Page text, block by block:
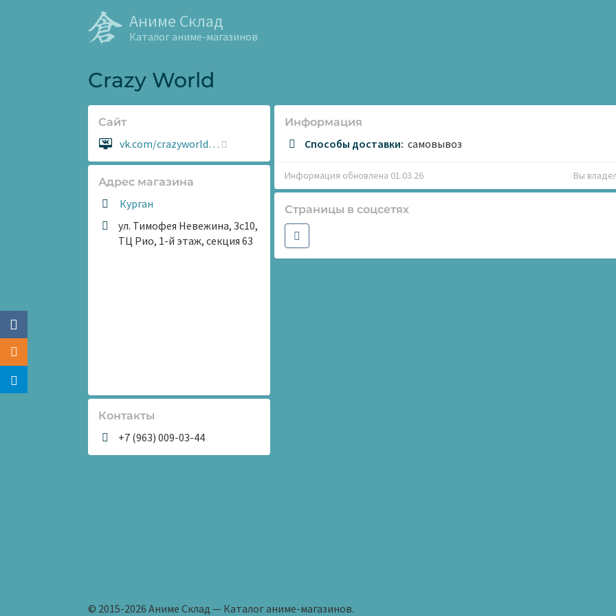
Аниме Склад
Каталог аниме-магазинов
Crazy World
Сайт
Сайт:
vk.com/crazyworld…
Адрес магазина
Курган
ул. Тимофея Невежина, 3с10,
ТЦ Рио, 1-й этаж, секция 63
Контакты
+7 (963) 009-03-44
Информация
Способы доставки: самовывоз
Информация обновлена 01.03.26 Вы
Страницы в соцсетях
© 2015-2026 Аниме Склад — Каталог аниме-магазинов.